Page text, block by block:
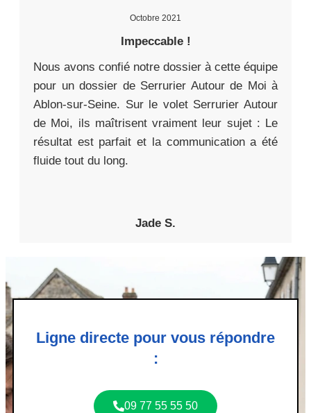
Octobre 2021
Impeccable !
Nous avons confié notre dossier à cette équipe
pour un dossier de Serrurier Autour de Moi à
Ablon-sur-Seine. Sur le volet Serrurier Autour
de Moi, ils maîtrisent vraiment leur sujet : Le
résultat est parfait et la communication a été
fluide tout du long.
Jade S.
Ligne directe pour vous répondre
:
09 77 55 55 50